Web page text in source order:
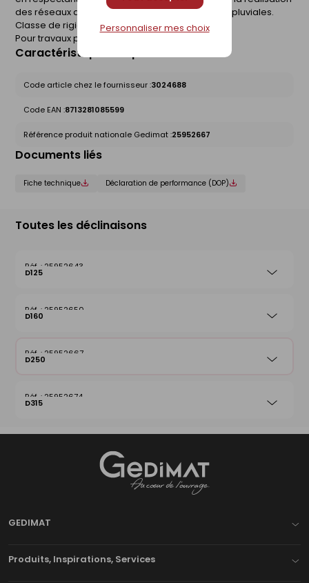
Personnaliser mes choix
des réseaux d'évacuation d'eaux usées et eaux pluviales.
Classe de rigidité : SDR 34 (SN8).
Pour travaux publics.
Caractéristiques du produit
Code article chez le fournisseur :3024688
Code EAN :8713281085599
Référence produit nationale Gedimat :25952667
Documents liés
Fiche technique Déclaration de performance (DOP)
Toutes les déclinaisons
25952643
D125
25952650
D160
25952667
D250
25952674
D315
GEDIMAT
Produits, Inspirations, Services